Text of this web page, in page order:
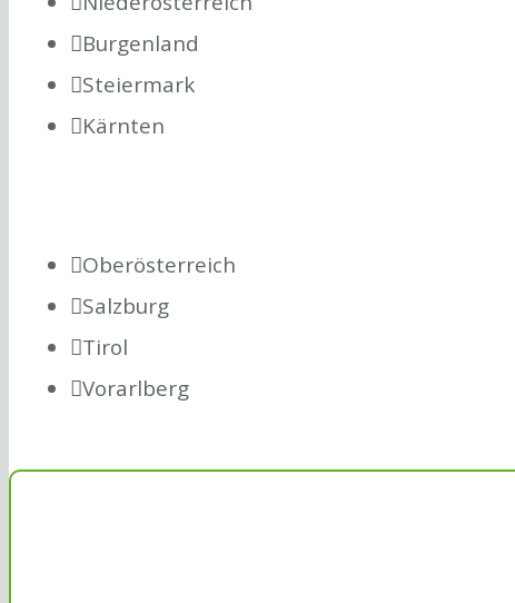
Burgenland
Steiermark
Kärnten
Oberösterreich
Salzburg
Tirol
Vorarlberg